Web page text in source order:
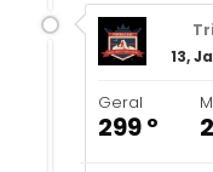
13,
Geral
299 º